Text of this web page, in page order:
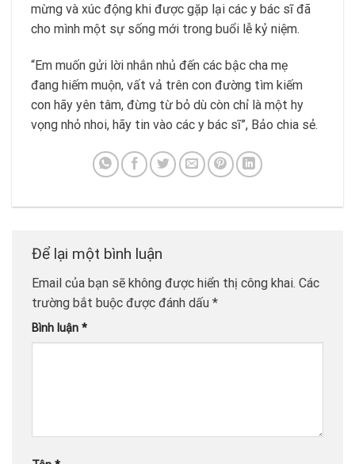
mừng và xúc động khi được gặp lại các y bác sĩ đã
cho mình một sự sống mới trong buổi lễ kỷ niệm.
“Em muốn gửi lời nhắn nhủ đến các bậc cha mẹ
đang hiếm muộn, vất vả trên con đường tìm kiếm
con hãy yên tâm, đừng từ bỏ dù còn chỉ là một hy
vọng nhỏ nhoi, hãy tin vào các y bác sĩ”, Bảo chia sẻ.
Để lại một bình luận
Email của bạn sẽ không được hiển thị công khai. Các
trường bắt buộc được đánh dấu *
Bình luận *